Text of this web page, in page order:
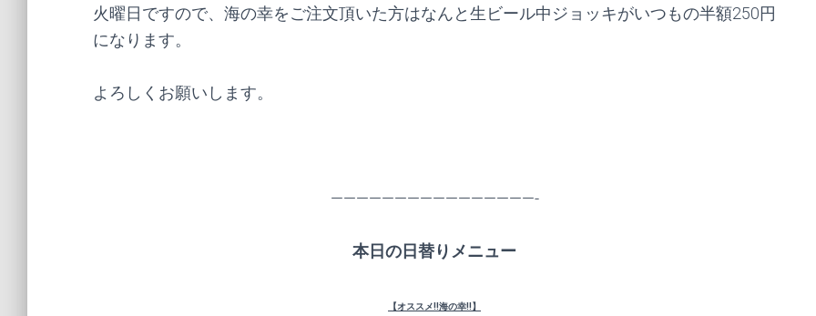
火曜日ですので、海の幸をご注文頂いた方はなんと生ビール中ジョッキがいつもの半額250円
になります。
よろしくお願いします。
————————————————-
本日の日替りメニュー
【オススメ!!海の幸!!】